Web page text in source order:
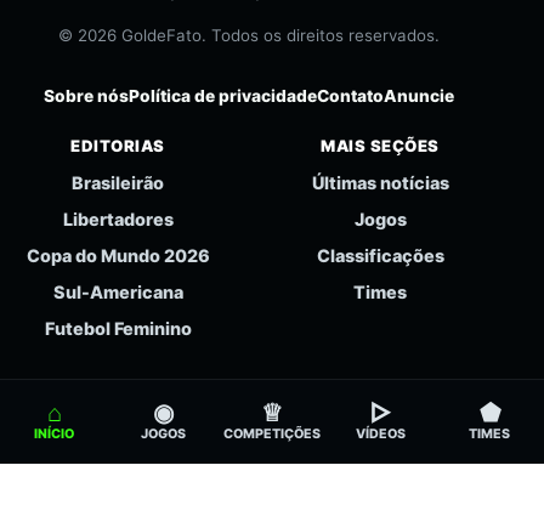
© 2026 GoldeFato. Todos os direitos reservados.
Sobre nósPolítica de privacidadeContatoAnuncie
EDITORIAS
Brasileirão
Libertadores
Copa do Mundo 2026
Sul-Americana
Futebol Feminino
MAIS SEÇÕES
Últimas notícias
Jogos
Classificações
Times
⌂
INÍCIO
◉
JOGOS
♕
COMPETIÇÕES
▻
VÍDEOS
⬟
TIMES